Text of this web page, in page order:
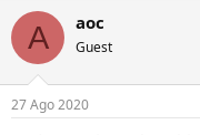
A aoc
Guest
27 Ago 2020